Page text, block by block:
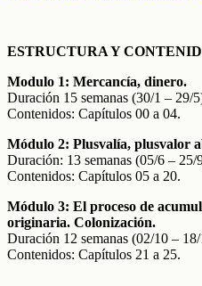
ESTRUCTURA Y
Modulo 1: Mercancía, dinero.
Duración 15 semanas (30/1 – 29/
Contenidos: Capítulos 00 a 04.
Módulo 2: Plusvalía, plusvalor
Duración: 13 semanas (05/6 – 25/
Contenidos: Capítulos 05 a 20.
Módulo 3: El proceso de
originaria. Colonización.
Duración 12 semanas (02/10 –
Contenidos: Capítulos 21 a 25.